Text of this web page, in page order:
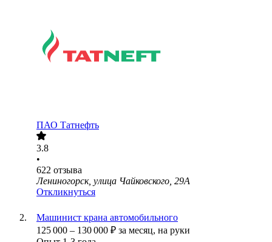
ПАО Татнефть
3.8
•
622 отзыва
Лениногорск, улица Чайковского, 29А
Откликнуться
Машинист крана автомобильного
125 000 – 130 000 ₽ за месяц, на руки